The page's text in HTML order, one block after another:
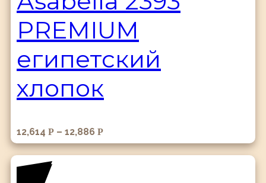
PREMIUM
египетский
хлопок
12,614 Р – 12,886 Р